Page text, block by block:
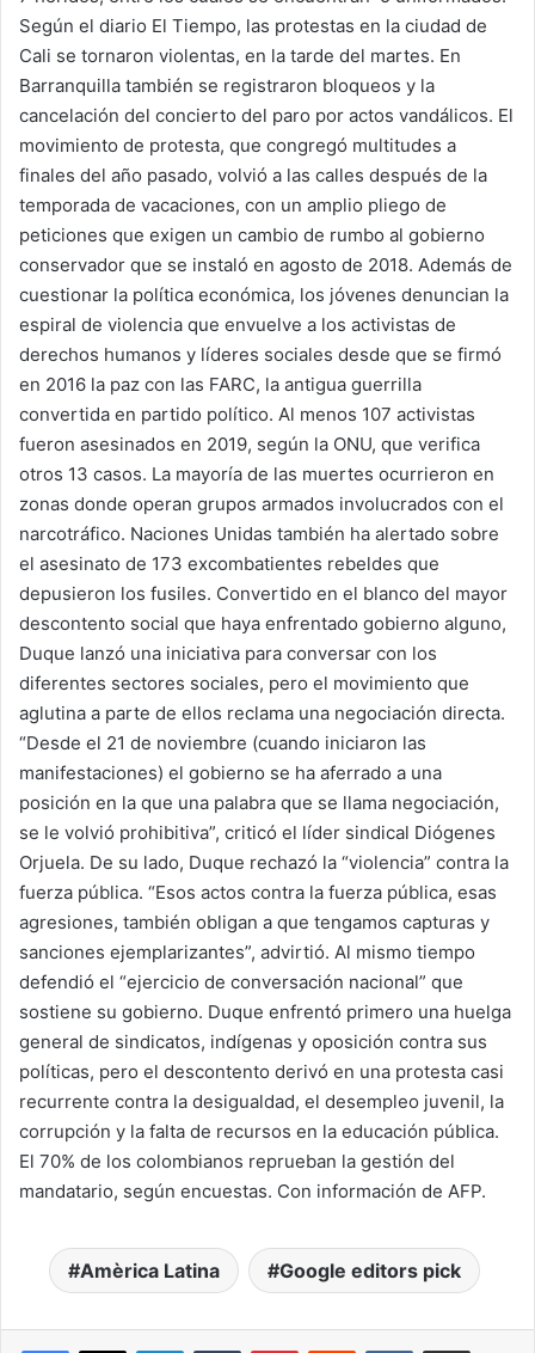
Según el diario El Tiempo, las protestas en la ciudad de
Cali se tornaron violentas, en la tarde del martes. En
Barranquilla también se registraron bloqueos y la
cancelación del concierto del paro por actos vandálicos. El
movimiento de protesta, que congregó multitudes a
finales del año pasado, volvió a las calles después de la
temporada de vacaciones, con un amplio pliego de
peticiones que exigen un cambio de rumbo al gobierno
conservador que se instaló en agosto de 2018. Además de
cuestionar la política económica, los jóvenes denuncian la
espiral de violencia que envuelve a los activistas de
derechos humanos y líderes sociales desde que se firmó
en 2016 la paz con las FARC, la antigua guerrilla
convertida en partido político. Al menos 107 activistas
fueron asesinados en 2019, según la ONU, que verifica
otros 13 casos. La mayoría de las muertes ocurrieron en
zonas donde operan grupos armados involucrados con el
narcotráfico. Naciones Unidas también ha alertado sobre
el asesinato de 173 excombatientes rebeldes que
depusieron los fusiles. Convertido en el blanco del mayor
descontento social que haya enfrentado gobierno alguno,
Duque lanzó una iniciativa para conversar con los
diferentes sectores sociales, pero el movimiento que
aglutina a parte de ellos reclama una negociación directa.
“Desde el 21 de noviembre (cuando iniciaron las
manifestaciones) el gobierno se ha aferrado a una
posición en la que una palabra que se llama negociación,
se le volvió prohibitiva”, criticó el líder sindical Diógenes
Orjuela. De su lado, Duque rechazó la “violencia” contra la
fuerza pública. “Esos actos contra la fuerza pública, esas
agresiones, también obligan a que tengamos capturas y
sanciones ejemplarizantes”, advirtió. Al mismo tiempo
defendió el “ejercicio de conversación nacional” que
sostiene su gobierno. Duque enfrentó primero una huelga
general de sindicatos, indígenas y oposición contra sus
políticas, pero el descontento derivó en una protesta casi
recurrente contra la desigualdad, el desempleo juvenil, la
corrupción y la falta de recursos en la educación pública.
El 70% de los colombianos reprueban la gestión del
mandatario, según encuestas. Con información de AFP.
Amèrica Latina Google editors pick